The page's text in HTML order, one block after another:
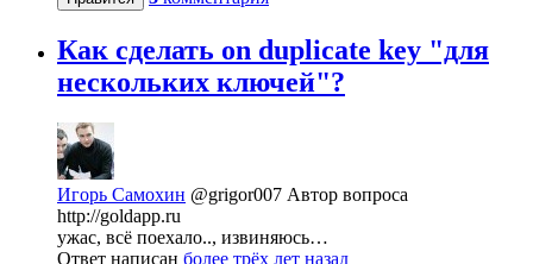
Как сделать on duplicate key "для
нескольких ключей"?
Игорь Самохин @grigor007 Автор вопроса
http://goldapp.ru
ужас, всё поехало.., извиняюсь…
Ответ написан более трёх лет назад